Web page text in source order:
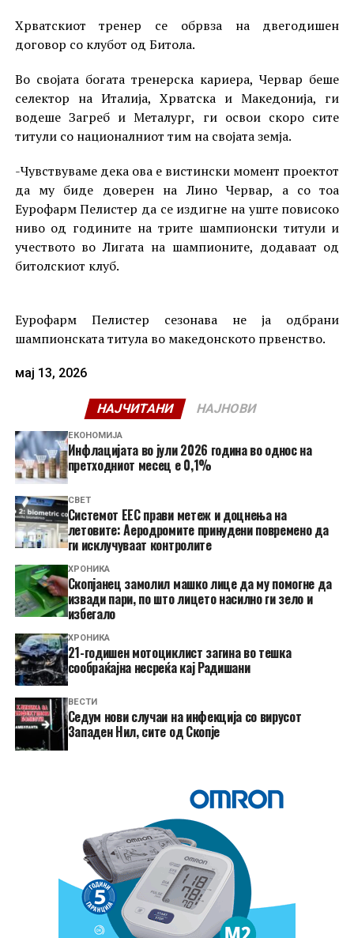
Хрватскиот тренер се обрвза на двегодишен
договор со клубот од Битола.
Во својата богата тренерска кариера, Червар беше
селектор на Италија, Хрватска и Македонија, ги
водеше Загреб и Металург, ги освои скоро сите
титули со националниот тим на својата земја.
-Чувствуваме дека ова е вистински момент проектот
да му биде доверен на Лино Червар, а со тоа
Еурофарм Пелистер да се издигне на уште повисоко
ниво од годините на трите шампионски титули и
учеството во Лигата на шампионите, додаваат од
битолскиот клуб.
Еурофарм Пелистер сезонава не ја одбрани
шампионската титула во македонското првенство.
мај 13, 2026
НАЈЧИТАНИ НАЈНОВИ
ЕКОНОМИЈА
Инфлацијата во јули 2026 година во однос на
претходниот месец е 0,1%
СВЕТ
Системот ЕЕС прави метеж и доцнења на
летовите: Аеродромите принудени повремено да
ги исклучуваат контролите
ХРОНИКА
Скопјанец замолил машко лице да му помогне да
извади пари, по што лицето насилно ги зело и
избегало
ХРОНИКА
21-годишен мотоциклист загина во тешка
сообраќајна несреќа кај Радишани
ВЕСТИ
Седум нови случаи на инфекција со вирусот
Западен Нил, сите од Скопје